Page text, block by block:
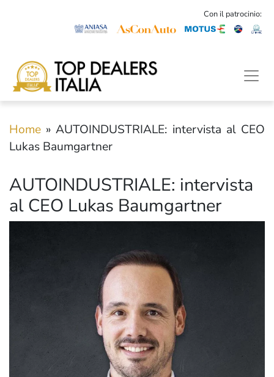
Con il patrocinio:
Home »AUTOINDUSTRIALE: intervista al CEO
Lukas Baumgartner
AUTOINDUSTRIALE: intervista
al CEO Lukas Baumgartner